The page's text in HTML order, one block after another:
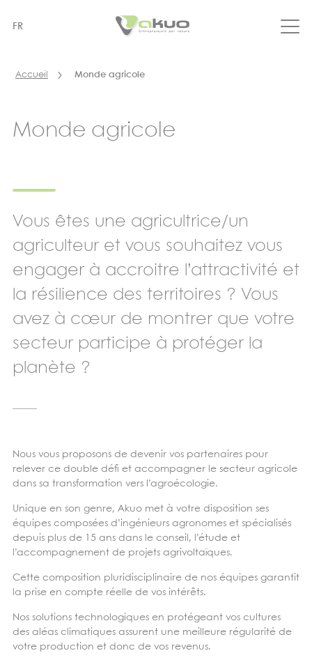
FR
Accueil Monde agricole
Monde agricole
Vous êtes une agricultrice/un
agriculteur et vous souhaitez vous
engager à accroitre l’attractivité et
la résilience des territoires ? Vous
avez à cœur de montrer que votre
secteur participe à protéger la
planète ?
Nous vous proposons de devenir vos partenaires pour
relever ce double défi et accompagner le secteur agricole
dans sa transformation vers l’agroécologie.
Unique en son genre, Akuo met à votre disposition ses
équipes composées d’ingénieurs agronomes et spécialisés
depuis plus de 15 ans dans le conseil, l’étude et
l’accompagnement de projets agrivoltaïques.
Cette composition pluridisciplinaire de nos équipes garantit
la prise en compte réelle de vos intérêts.
Nos solutions technologiques en protégeant vos cultures
des aléas climatiques assurent une meilleure régularité de
votre production et donc de vos revenus.